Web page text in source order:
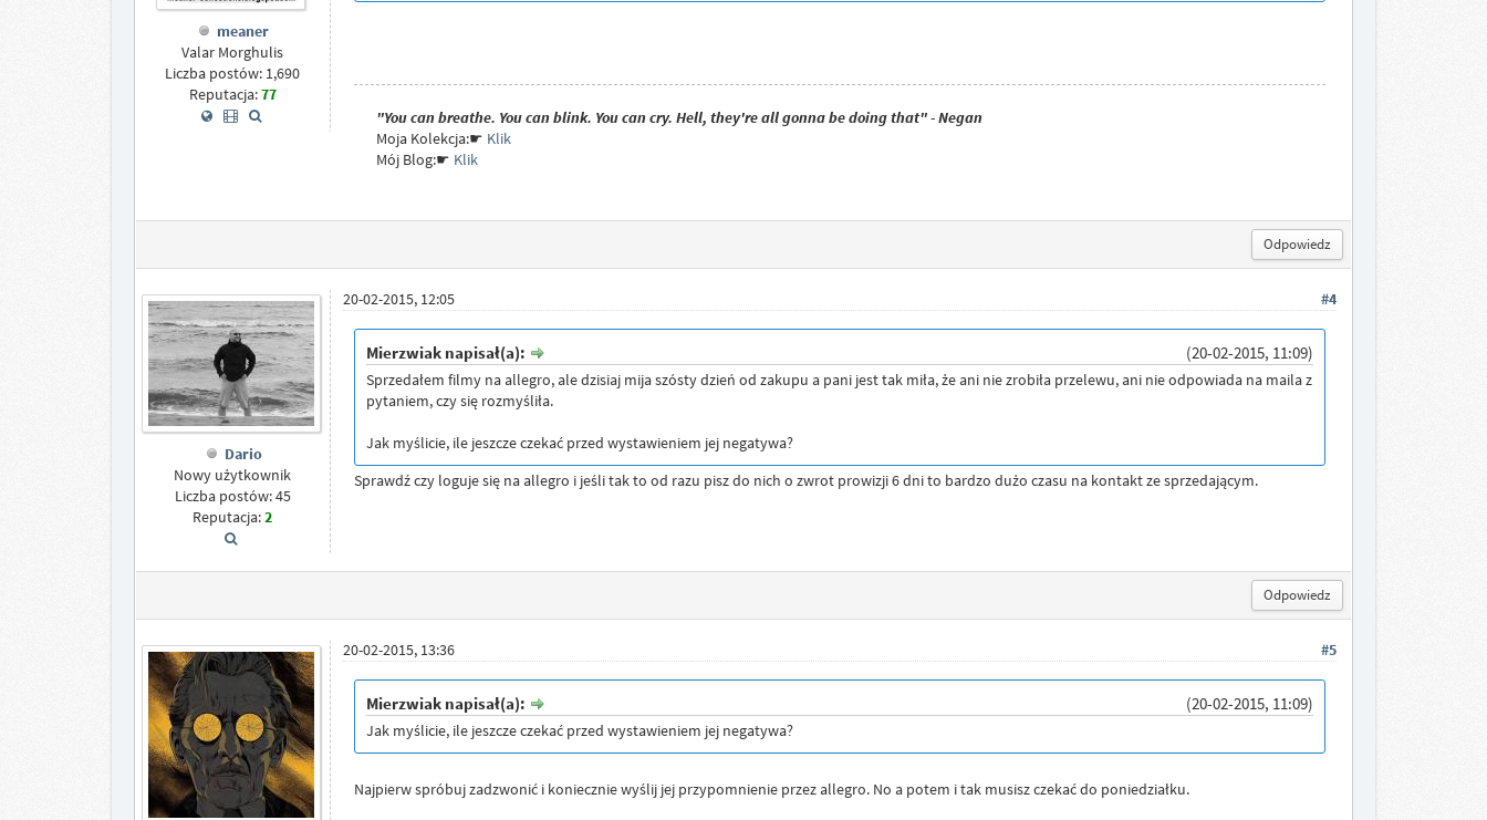
meaner
Valar Morghulis
Liczba postów: 1,690
Reputacja:77
"You can breathe. You can blink. You can cry. Hell, they're all gonna be doing that" - Negan
Moja Kolekcja:☛ Klik
Mój Blog:☛ Klik
Odpowiedz
Dario
Nowy użytkownik
Liczba postów: 45
Reputacja:2
#4
20-02-2015, 12:05
(20-02-2015, 11:09)
Mierzwiak napisał(a):
Sprzedałem filmy na allegro, ale dzisiaj mija szósty dzień od zakupu a pani jest tak miła, że ani nie zrobiła przelewu, ani nie odpowiada na maila z
pytaniem, czy się rozmyśliła.
Jak myślicie, ile jeszcze czekać przed wystawieniem jej negatywa?
Sprawdź czy loguje się na allegro i jeśli tak to od razu pisz do nich o zwrot prowizji 6 dni to bardzo dużo czasu na kontakt ze sprzedającym.
Odpowiedz
#5
20-02-2015, 13:36
(20-02-2015, 11:09)
Mierzwiak napisał(a):
Jak myślicie, ile jeszcze czekać przed wystawieniem jej negatywa?
Najpierw spróbuj zadzwonić i koniecznie wyślij jej przypomnienie przez allegro. No a potem i tak musisz czekać do poniedziałku.